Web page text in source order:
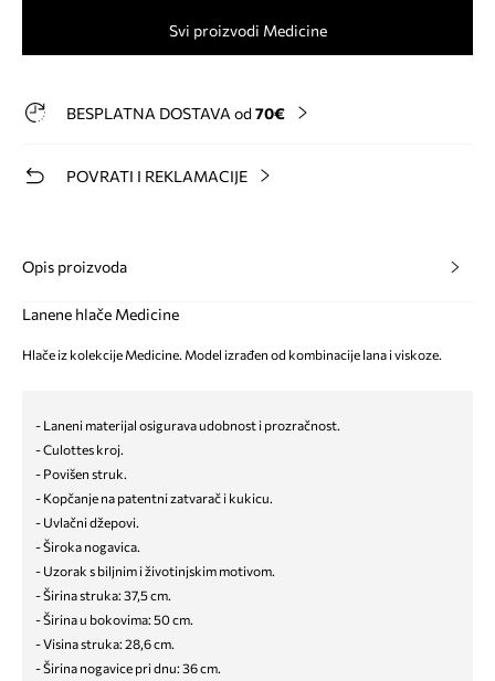
Svi proizvodi Medicine
BESPLATNA DOSTAVA od 70€
POVRATI I REKLAMACIJE
Opis proizvoda
Lanene hlače Medicine
Hlače iz kolekcije Medicine. Model izrađen od kombinacije lana i viskoze.
- Laneni materijal osigurava udobnost i prozračnost.
- Culottes kroj.
- Povišen struk.
- Kopčanje na patentni zatvarač i kukicu.
- Uvlačni džepovi.
- Široka nogavica.
- Uzorak s biljnim i životinjskim motivom.
- Širina struka: 37,5 cm.
- Širina u bokovima: 50 cm.
- Visina struka: 28,6 cm.
- Širina nogavice pri dnu: 36 cm.